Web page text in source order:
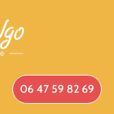
06 47 59 82 69